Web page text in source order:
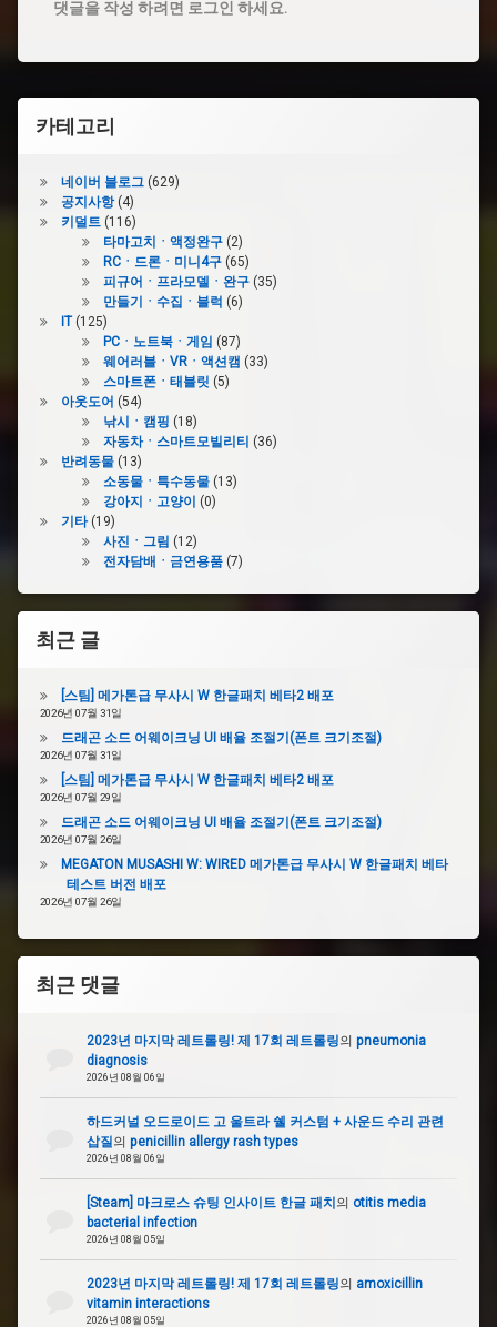
댓글을 작성 하려면 로그인 하세요.
카테고리
네이버 블로그(629)
공지사항(4)
키덜트(116)
타마고치ㆍ액정완구(2)
RCㆍ드론ㆍ미니4구(65)
피규어ㆍ프라모델ㆍ완구(35)
만들기ㆍ수집ㆍ블럭 (6)
IT(125)
PCㆍ노트북ㆍ게임 (87)
웨어러블ㆍVRㆍ액션캠 (33)
스마트폰ㆍ태블릿 (5)
아웃도어 (54)
낚시ㆍ캠핑 (18)
자동차ㆍ스마트모빌리티 (36)
반려동물(13)
소동물ㆍ특수동물(13)
강아지ㆍ고양이
(0)
기타(19)
사진ㆍ그림 (12)
전자담배ㆍ금연용품(7)
최근 글
[스팀] 메가톤급 무사시 W 한글패치 베타2 배포
2026년 07월 31일
드래곤 소드 어웨이크닝 UI 배율 조절기(폰트 크기조절)
2026년 07월 31일
[스팀] 메가톤급 무사시 W 한글패치 베타2 배포
2026년 07월 29일
드래곤 소드 어웨이크닝 UI 배율 조절기(폰트 크기조절)
2026년 07월 26일
MEGATON MUSASHI W: WIRED 메가톤급 무사시 W 한글패치 베타
테스트 버전 배포
2026년 07월 26일
최근 댓글
2023년 마지막 레트롤링! 제 17회 레트롤링의 pneumonia
diagnosis
2026년 08월 06일
하드커널 오드로이드 고 울트라 쉘 커스텀 + 사운드 수리 관련
삽질의 penicillin allergy rash types
2026년 08월 06일
[Steam] 마크로스 슈팅 인사이트 한글 패치의 otitis media
bacterial infection
2026년 08월 05일
2023년 마지막 레트롤링! 제 17회 레트롤링의 amoxicillin
vitamin interactions
2026년 08월 05일